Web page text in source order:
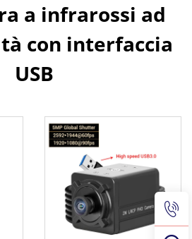
a infrarossi ad
con interfaccia
USB